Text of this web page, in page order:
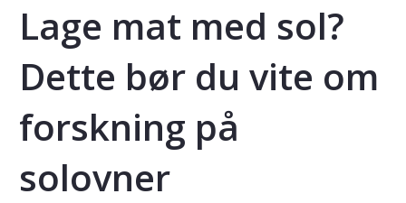
Lage mat med sol?
Dette bør du vite om
forskning på
solovner